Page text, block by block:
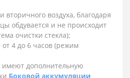
вторичного воздуха, благодаря
обдувается и не происходит
очистки стекла);
4 до 6 часов (режим
дополнительную
Боковой аккумуляции